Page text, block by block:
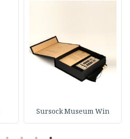
Sursock Museum Win